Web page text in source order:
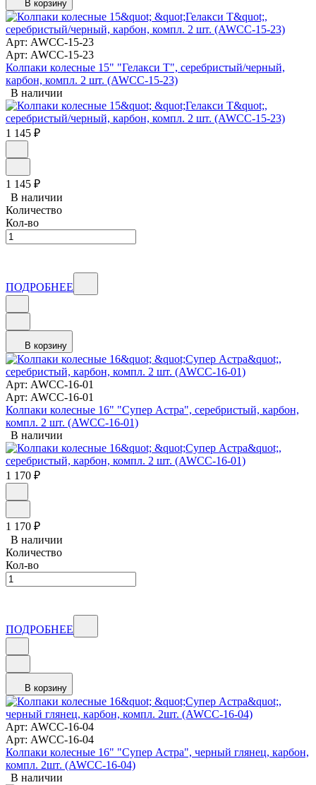
В корзину
Арт: AWCC-15-23
Арт: AWCC-15-23
Колпаки колесные 15" "Гелакси Т", серебристый/черный,
карбон, компл. 2 шт. (AWCC-15-23)
В наличии
1 145 ₽
1 145 ₽
В наличии
Количество
Кол-во
ПОДРОБНЕЕ
В корзину
Арт: AWCC-16-01
Арт: AWCC-16-01
Колпаки колесные 16" "Супер Астра", серебристый, карбон,
компл. 2 шт. (AWCC-16-01)
В наличии
1 170 ₽
1 170 ₽
В наличии
Количество
Кол-во
ПОДРОБНЕЕ
В корзину
Арт: AWCC-16-04
Арт: AWCC-16-04
Колпаки колесные 16" "Супер Астра", черный глянец, карбон,
компл. 2шт. (AWCC-16-04)
В наличии